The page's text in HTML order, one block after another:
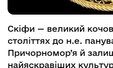
Скіфи — великий
століттях до н.е.
Причорномор’я й
найяскравіших культур